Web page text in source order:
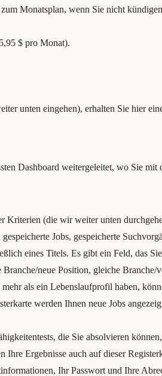
Monatsplan, wenn Sie nicht
$ pro Monat).
unten eingehen), erhalten Sie hier
Dashboard weitergeleitet, wo Sie
Kriterien (die wir weiter unten
Jobs, gespeicherte
eines Titels. Es gibt ein Feld, das
neue Position, gleiche
als ein Lebenslaufprofil haben,
werden Ihnen neue Jobs
die Sie absolvieren
Ergebnisse auch auf dieser
Ihr Passwort und Ihre